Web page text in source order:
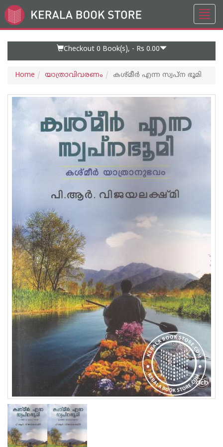
Go
to
Checkout 0 Book(s), - Rs 0.00
Home യാത്രാവിവരണം കശ്മീര്‍ എന്ന സ്വപ്ന ഭൂമി